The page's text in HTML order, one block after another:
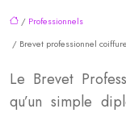
/ Professionnels
/ Brevet professionnel
Le Brevet
qu’un simple